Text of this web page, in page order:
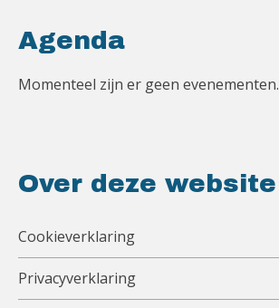
Agenda
Momenteel zijn er geen evenementen.
Over deze website
Cookieverklaring
Privacyverklaring